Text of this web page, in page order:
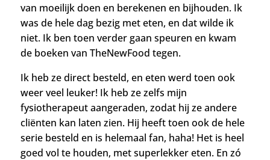
van moeilijk doen en berekenen en bijhouden. Ik
was de hele dag bezig met eten, en dat wilde ik
niet. Ik ben toen verder gaan speuren en kwam
de boeken van TheNewFood tegen.
Ik heb ze direct besteld, en eten werd toen ook
weer veel leuker! Ik heb ze zelfs mijn
fysiotherapeut aangeraden, zodat hij ze andere
cliënten kan laten zien. Hij heeft toen ook de hele
serie besteld en is helemaal fan, haha! Het is heel
goed vol te houden, met superlekker eten. En zó